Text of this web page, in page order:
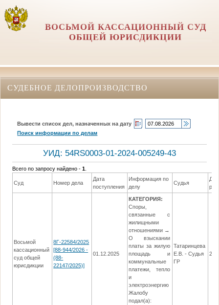
ВОСЬМОЙ КАССАЦИОННЫЙ СУД
ОБЩЕЙ ЮРИСДИКЦИИ
СУДЕБНОЕ ДЕЛОПРОИЗВОДСТВО
Вывести список дел, назначенных на дату
Поиск информации по делам
УИД: 54RS0003-01-2024-005249-43
Всего по запросу найдено -1
Суд Номер дела
Дата
поступления
Информация по
делу
Судья
Восьмой
кассационный
суд общей
юрисдикции
8Г-22584/2025
[88-944/2026 -
(88-
22147/2025)]
01.12.2025
КАТЕГОРИЯ:
Споры,
связанные с
жилищными
отношениями →
О взыскании
платы за жилую
площадь и
коммунальные
платежи, тепло
и
электроэнергию
Жалобу
подал(а):
Татаринцева
Е.В. - Судья
ГР